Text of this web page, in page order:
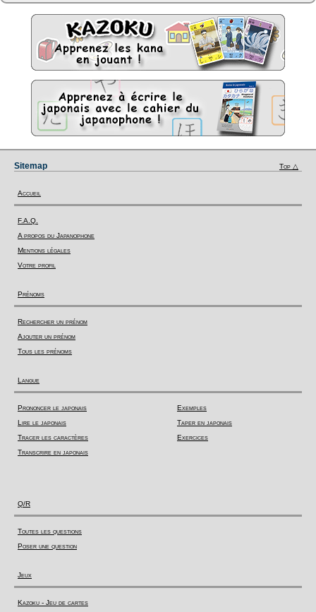
Sitemap Top △
Accueil
F.A.Q.
A propos du Japanophone
Mentions légales
Votre profil
Prénoms
Rechercher un prénom
Ajouter un prénom
Tous les prénoms
Langue
Prononcer le japonais
Lire le japonais
Tracer les caractères
Transcrire en japonais
Exemples
Taper en japonais
Exercices
Q/R
Toutes les questions
Poser une question
Jeux
Kazoku - Jeu de cartes